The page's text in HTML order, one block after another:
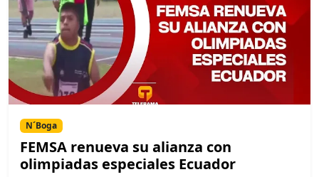
N´Boga
FEMSA renueva su alianza con
olimpiadas especiales Ecuador